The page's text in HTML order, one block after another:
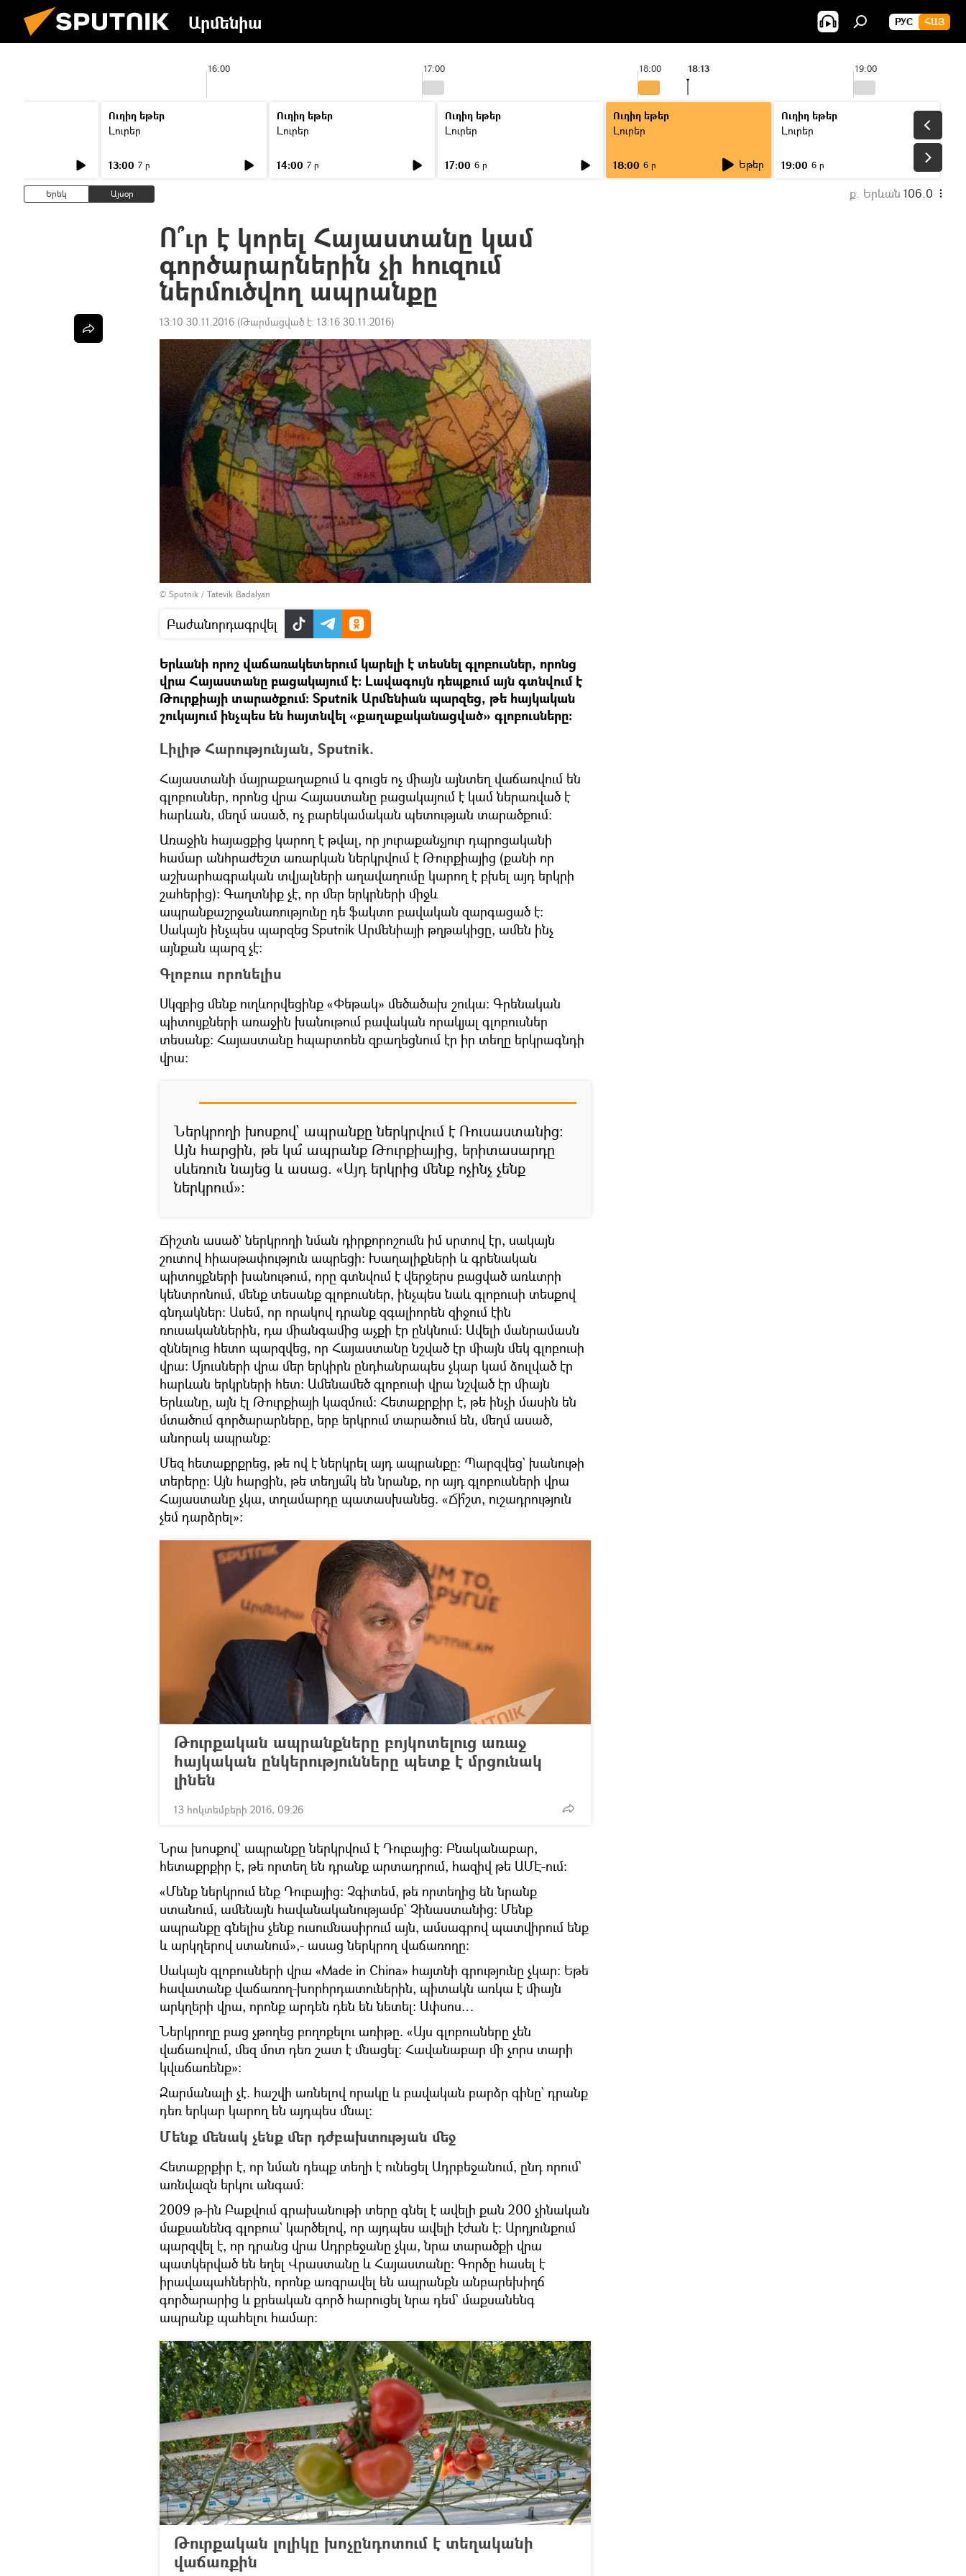
Արմենիա РУС ՀԱՅ
16:00 17:00 18:00 19:00
18:13
Ուղիղ եթեր
Լուրեր
13:00 7 ր
Ուղիղ եթեր
Լուրեր
14:00 7 ր
Ուղիղ եթեր
Լուրեր
17:00 6 ր
Ուղիղ եթեր
Լուրեր
18:00 6 ր Եթեր
Ուղիղ եթեր
Լուրեր
19:00 6 ր
Երեկ Այսօր ք. Երևան 106.0
Ո՞ւր է կորել Հայաստանը կամ
գործարարներին չի հուզում
ներմուծվող ապրանքը
13:10 30.11.2016 (Թարմացված է: 13:16 30.11.2016)
© Sputnik / Tatevik Badalyan
Բաժանորդագրվել
Երևանի որոշ վաճառակետերում կարելի է տեսնել գլոբուսներ, որոնց
վրա Հայաստանը բացակայում է։ Լավագույն դեպքում այն գտնվում է
Թուրքիայի տարածքում։ Sputnik Արմենիան պարզեց, թե հայկական
շուկայում ինչպես են հայտնվել «քաղաքականացված» գլոբուսները։
Լիլիթ Հարությունյան, Sputnik.
Հայաստանի մայրաքաղաքում և գուցե ոչ միայն այնտեղ վաճառվում են
գլոբուսներ, որոնց վրա Հայաստանը բացակայում է կամ ներառված է
հարևան, մեղմ ասած, ոչ բարեկամական պետության տարածքում։
Առաջին հայացքից կարող է թվալ, որ յուրաքանչյուր դպրոցականի
համար անհրաժեշտ առարկան ներկրվում է Թուրքիայից (քանի որ
աշխարհագրական տվյալների աղավաղումը կարող է բխել այդ երկրի
շահերից)։ Գաղտնիք չէ, որ մեր երկրների միջև
ապրանքաշրջանառությունը դե ֆակտո բավական զարգացած է։
Սակայն ինչպես պարզեց Sputnik Արմենիայի թղթակիցը, ամեն ինչ
այնքան պարզ չէ։
Գլոբուս որոնելիս
Սկզբից մենք ուղևորվեցինք «Փեթակ» մեծածախ շուկա։ Գրենական
պիտույքների առաջին խանութում բավական որակյալ գլոբուսներ
տեսանք։ Հայաստանը հպարտոեն զբաղեցնում էր իր տեղը երկրագնդի
վրա։
Ներկրողի խոսքով` ապրանքը ներկրվում է Ռուսաստանից։
Այն հարցին, թե կա՞ ապրանք Թուրքիայից, երիտասարդը
սևեռուն նայեց և ասաց. «Այդ երկրից մենք ոչինչ չենք
ներկրում»։
Ճիշտն ասած` ներկրողի նման դիրքորոշումն իմ սրտով էր, սակայն
շուտով հիասթափություն ապրեցի։ Խաղալիքների և գրենական
պիտույքների խանութում, որը գտնվում է վերջերս բացված առևտրի
կենտրոնում, մենք տեսանք գլոբուսներ, ինչպես նաև գլոբուսի տեսքով
գնդակներ։ Ասեմ, որ որակով դրանք զգալիորեն զիջում էին
ռուսականներին, դա միանգամից աչքի էր ընկնում։ Ավելի մանրամասն
զննելուց հետո պարզվեց, որ Հայաստանը նշված էր միայն մեկ գլոբուսի
վրա։ Մյուսների վրա մեր երկիրն ընդհանրապես չկար կամ ձուլված էր
հարևան երկրների հետ։ Ամենամեծ գլոբուսի վրա նշված էր միայն
Երևանը, այն էլ Թուրքիայի կազմում։ Հետաքրքիր է, թե ինչի մասին են
մտածում գործարարները, երբ երկրում տարածում են, մեղմ ասած,
անորակ ապրանք։
Մեզ հետաքրքրեց, թե ով է ներկրել այդ ապրանքը։ Պարզվեց` խանութի
տերերը։ Այն հարցին, թե տեղյա՞կ են նրանք, որ այդ գլոբուսների վրա
Հայաստանը չկա, տղամարդը պատասխանեց. «Ճի՞շտ, ուշադրություն
չեմ դարձրել»։
Թուրքական ապրանքները բոյկոտելուց առաջ
հայկական ընկերությունները պետք է մրցունակ
լինեն
13 հոկտեմբերի 2016, 09:26
Նրա խոսքով` ապրանքը ներկրվում է Դուբայից։ Բնականաբար,
հետաքրքիր է, թե որտեղ են դրանք արտադրում, հազիվ թե ԱՄԷ-ում։
«Մենք ներկրում ենք Դուբայից։ Չգիտեմ, թե որտեղից են նրանք
ստանում, ամենայն հավանականությամբ` Չինաստանից։ Մենք
ապրանքը գնելիս չենք ուսումնասիրում այն, ամսագրով պատվիրում ենք
և արկղերով ստանում»,- ասաց ներկրող վաճառողը։
Սակայն գլոբուսների վրա «Made in China» հայտնի գրությունը չկար։ Եթե
հավատանք վաճառող-խորհրդատուներին, պիտակն առկա է միայն
արկղերի վրա, որոնք արդեն դեն են նետել։ Ափսոս…
Ներկրողը բաց չթողեց բողոքելու առիթը. «Այս գլոբուսները չեն
վաճառվում, մեզ մոտ դեռ շատ է մնացել։ Հավանաբար մի չորս տարի
կվաճառենք»։
Զարմանալի չէ. հաշվի առնելով որակը և բավական բարձր գինը` դրանք
դեռ երկար կարող են այդպես մնալ։
Մենք մենակ չենք մեր դժբախտության մեջ
Հետաքրքիր է, որ նման դեպք տեղի է ունեցել Ադրբեջանում, ընդ որում`
առնվազն երկու անգամ։
2009 թ-ին Բաքվում գրախանութի տերը գնել է ավելի քան 200 չինական
մաքսանենգ գլոբուս` կարծելով, որ այդպես ավելի էժան է։ Արդյունքում
պարզվել է, որ դրանց վրա Ադրբեջանը չկա, նրա տարածքի վրա
պատկերված են եղել Վրաստանը և Հայաստանը։ Գործը հասել է
իրավապահներին, որոնք առգրավել են ապրանքն անբարեխիղճ
գործարարից և քրեական գործ հարուցել նրա դեմ` մաքսանենգ
ապրանք պահելու համար։
Թուրքական լոլիկը խոչընդոտում է տեղականի
վաճառքին